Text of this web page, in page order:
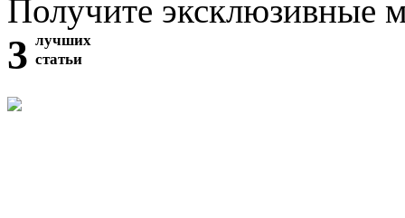
Получите эксклюзивные
3 лучших
статьи